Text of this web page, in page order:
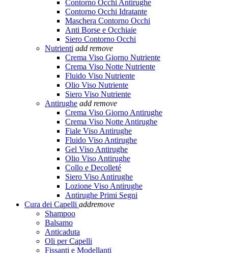
Contorno Occhi Antirughe
Contorno Occhi Idratante
Maschera Contorno Occhi
Anti Borse e Occhiaie
Siero Contorno Occhi
Nutrienti add remove
Crema Viso Giorno Nutriente
Crema Viso Notte Nutriente
Fluido Viso Nutriente
Olio Viso Nutriente
Siero Viso Nutriente
Antirughe add remove
Crema Viso Giorno Antirughe
Crema Viso Notte Antirughe
Fiale Viso Antirughe
Fluido Viso Antirughe
Gel Viso Antirughe
Olio Viso Antirughe
Collo e Decolleté
Siero Viso Antirughe
Lozione Viso Antirughe
Antirughe Primi Segni
Cura dei Capelli addremove
Shampoo
Balsamo
Anticaduta
Oli per Capelli
Fissanti e Modellanti